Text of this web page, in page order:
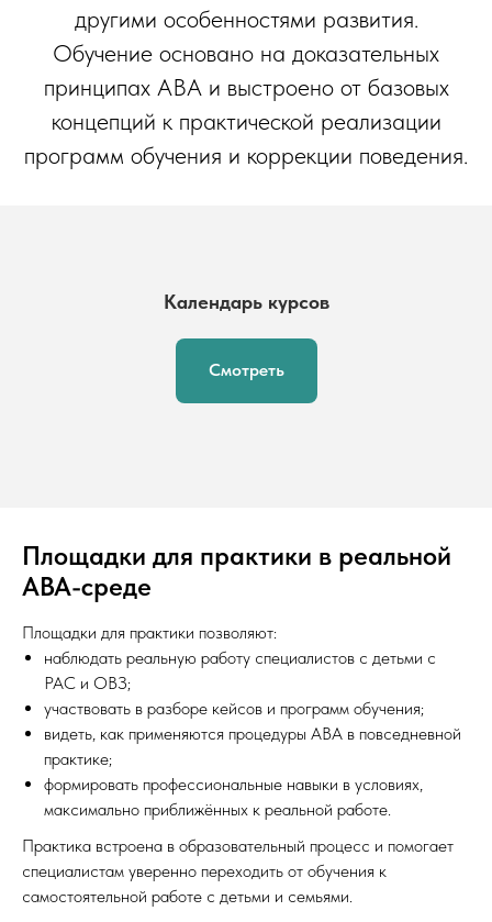
другими особенностями развития.
Обучение основано на доказательных
принципах ABA и выстроено от базовых
концепций к практической реализации
программ обучения и коррекции поведения.
Календарь курсов
Смотреть
Площадки для практики в реальной
ABA-среде
Площадки для практики позволяют:
наблюдать реальную работу специалистов с детьми с
РАС и ОВЗ;
участвовать в разборе кейсов и программ обучения;
видеть, как применяются процедуры ABA в повседневной
практике;
формировать профессиональные навыки в условиях,
максимально приближённых к реальной работе.
Практика встроена в образовательный процесс и помогает
специалистам уверенно переходить от обучения к
самостоятельной работе с детьми и семьями.